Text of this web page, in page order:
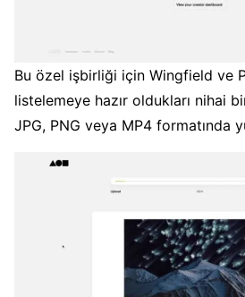
Bu özel işbirliği için Wingfield ve
listelemeye hazır oldukları nihai
JPG, PNG veya MP4 formatında